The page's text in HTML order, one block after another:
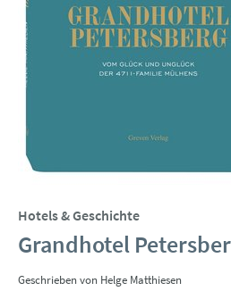
Hotels & Geschichte
Grandhotel
Geschrieben von Helge Matthiesen